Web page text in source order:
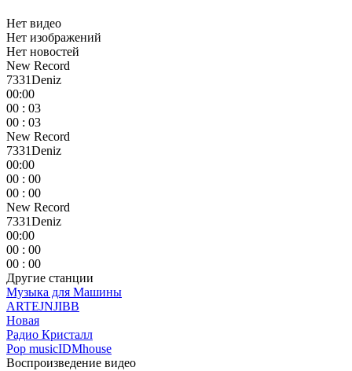
Нет видео
Нет изображений
Нет новостей
New Record
7331Deniz
00:00
00 : 03
00 : 03
New Record
7331Deniz
00:00
00 : 00
00 : 00
New Record
7331Deniz
00:00
00 : 00
00 : 00
Другие станции
Музыка для Машины
ARTEJNJIBB
Новая
Радио Кристалл
Pop musicIDMhouse
Воспроизведение видео